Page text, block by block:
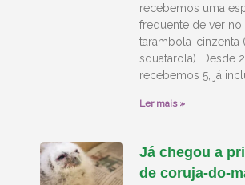
recebemos uma
frequente de ver no
tarambola-cinzenta
squatarola). Desde
recebemos 5, já
Ler mais »
Já chegou a
de coruja-do-